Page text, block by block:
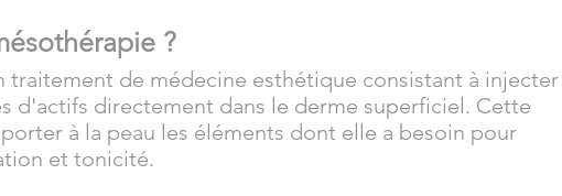
?
traitement de médecine esthétique consistant à injecter
d'actifs directement dans le derme superficiel. Cette
à la peau les éléments dont elle a besoin pour
et tonicité.